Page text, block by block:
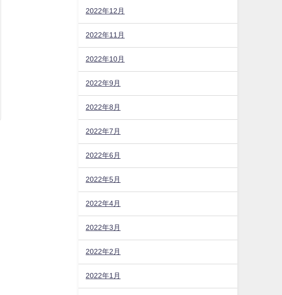
2022年12月
2022年11月
2022年10月
2022年9月
2022年8月
2022年7月
2022年6月
2022年5月
2022年4月
2022年3月
2022年2月
2022年1月